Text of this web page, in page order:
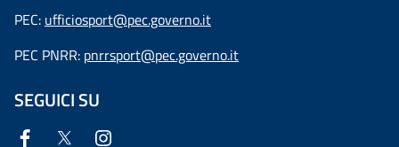
PEC: ufficiosport@pec.governo.it
PEC PNRR: pnrrsport@pec.governo.it
SEGUICI SU